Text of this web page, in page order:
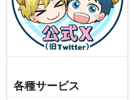
各種サービス